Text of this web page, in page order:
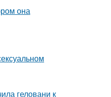
она
геловани к